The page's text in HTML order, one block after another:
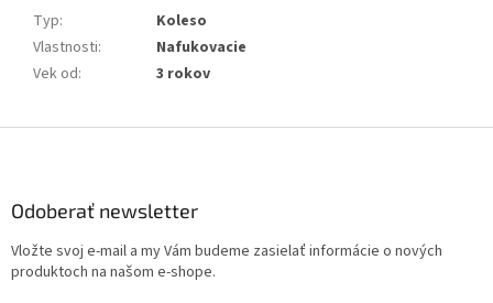
Typ:
Koleso
Vlastnosti:
Nafukovacie
Vek od: 3 rokov
Odoberať newsletter
Vložte svoj e-mail a my Vám budeme zasielať informácie o nových
produktoch na našom e-shope.